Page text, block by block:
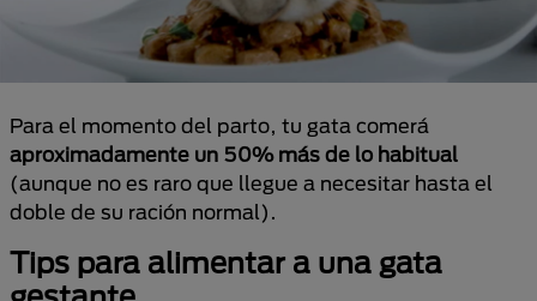
Para el momento del parto, tu gata comerá
aproximadamente un 50% más de lo habitual
(aunque no es raro que llegue a necesitar hasta el
doble de su ración normal).
Tips para alimentar a una gata